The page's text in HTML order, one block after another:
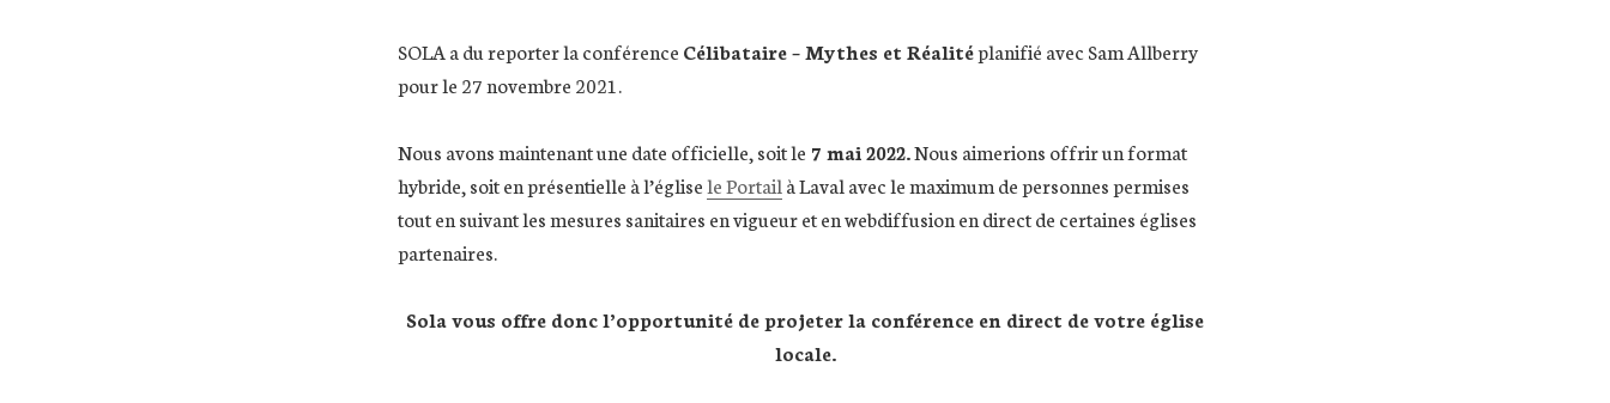
SOLA a du reporter la conférence Célibataire – Mythes et Réalitéplanifié avec Sam Allberry
pour le 27 novembre 2021.
Nous avons maintenant une date officielle, soit le 7 mai 2022.Nous aimerions offrir un format
hybride, soit en présentielle à l’église le Portail à Laval avec le maximum de personnes permises
tout en suivant les mesures sanitaires en vigueur et en webdiffusion en direct de certaines églises
partenaires.
Sola vous offre donc l’opportunité de projeter la conférence en direct de votre église
locale.